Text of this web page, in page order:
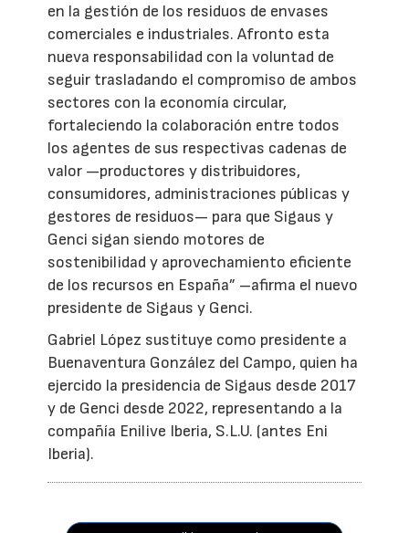
en la gestión de los residuos de envases
comerciales e industriales. Afronto esta
nueva responsabilidad con la voluntad de
seguir trasladando el compromiso de ambos
sectores con la economía circular,
fortaleciendo la colaboración entre todos
los agentes de sus respectivas cadenas de
valor —productores y distribuidores,
consumidores, administraciones públicas y
gestores de residuos— para que Sigaus y
Genci sigan siendo motores de
sostenibilidad y aprovechamiento eficiente
de los recursos en España” –afirma el nuevo
presidente de Sigaus y Genci.
Gabriel López sustituye como presidente a
Buenaventura González del Campo, quien ha
ejercido la presidencia de Sigaus desde 2017
y de Genci desde 2022, representando a la
compañía Enilive Iberia, S.L.U. (antes Eni
Iberia).